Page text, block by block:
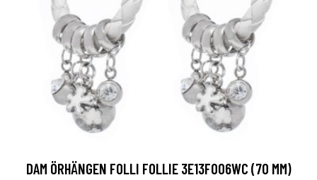
DAM ÖRHÄNGEN FOLLI FOLLIE 3E13F006WC (70 MM)